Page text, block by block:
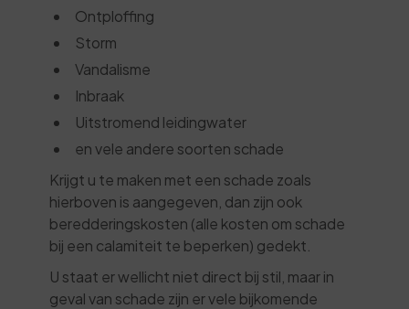
Ontploffing
Storm
Vandalisme
Inbraak
Uitstromend leidingwater
en vele andere soorten schade
Krijgt u te maken met een schade zoals
hierboven is aangegeven, dan zijn ook
beredderingskosten (alle kosten om schade
bij een calamiteit te beperken) gedekt.
U staat er wellicht niet direct bij stil, maar in
geval van schade zijn er vele bijkomende